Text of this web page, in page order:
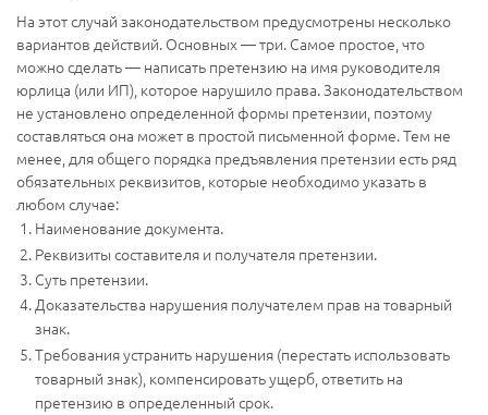
На этот случай законодательством предусмотрены несколько
вариантов действий. Основных — три. Самое простое, что
можно сделать — написать претензию на имя руководителя
юрлица (или ИП), которое нарушило права. Законодательством
не установлено определенной формы претензии, поэтому
составляться она может в простой письменной форме. Тем не
менее, для общего порядка предъявления претензии есть ряд
обязательных реквизитов, которые необходимо указать в
любом случае:
Наименование документа.
Реквизиты составителя и получателя претензии.
Суть претензии.
Доказательства нарушения получателем прав на товарный
знак.
Требования устранить нарушения (перестать использовать
товарный знак), компенсировать ущерб, ответить на
претензию в определенный срок.